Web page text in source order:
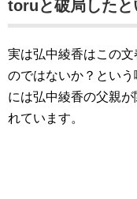
toruと破局したと
実は弘中綾香はこの
のではないか？とい
には弘中綾香の父親
れています。